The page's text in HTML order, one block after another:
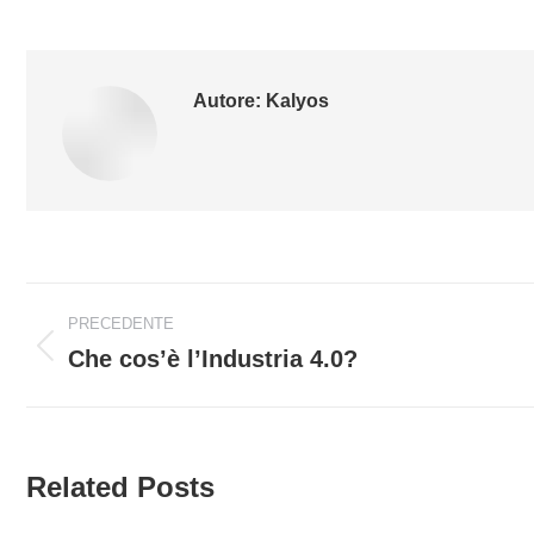
Autore: Kalyos
Naviga
tra
post
PRECEDENTE
Post
Che cos’è l’Industria 4.0?
Related Posts